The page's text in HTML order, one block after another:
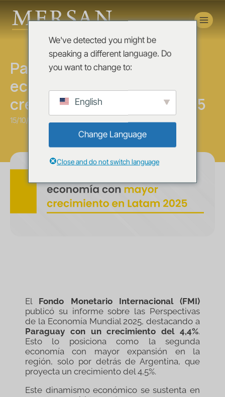
Novedades
Paraguay, segunda
economía con mayor
crecimiento en Latam 2025
15/10/2025
El Fondo Monetario Internacional (FMI)
publicó su informe sobre las Perspectivas
de la Economía Mundial 2025, destacando a
Paraguay con un crecimiento del 4,4%.
Esto lo posiciona como la segunda
economía con mayor expansión en la
región, solo por detrás de Argentina, que
proyecta un crecimiento del 4,5%.
Este dinamismo económico se sustenta en
We've detected you might be
speaking a different language. Do
you want to change to:
English
Change Language
Close and do not switch language